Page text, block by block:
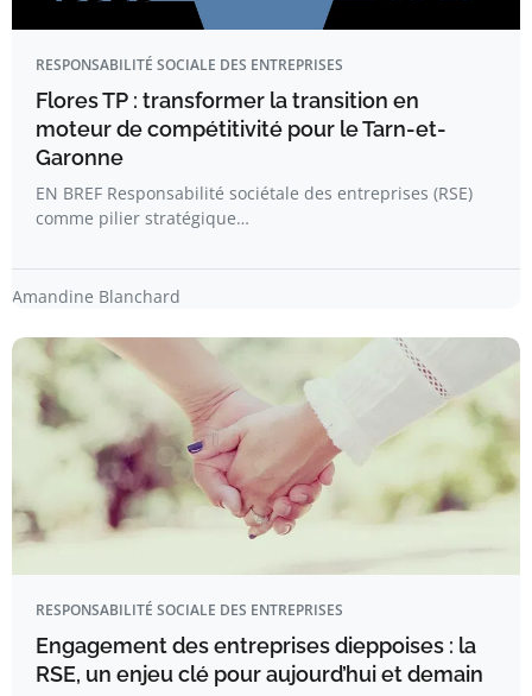
RESPONSABILITÉ SOCIALE DES ENTREPRISES
Flores TP : transformer la transition en
moteur de compétitivité pour le Tarn-et-
Garonne
EN BREF Responsabilité sociétale des entreprises (RSE)
comme pilier stratégique…
Amandine Blanchard
RESPONSABILITÉ SOCIALE DES ENTREPRISES
Engagement des entreprises dieppoises : la
RSE, un enjeu clé pour aujourd’hui et demain